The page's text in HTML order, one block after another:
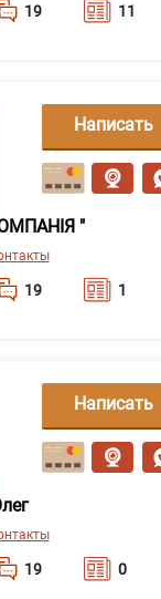
19 11
"
19 1
Написать
сообщение
19 0
Написать
сообщение